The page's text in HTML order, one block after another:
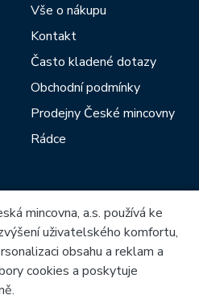
Vše o nákupu
Kontakt
Často kladené dotazy
Obchodní podmínky
Prodejny České mincovny
Rádce
mincovna, a.s. používá ke
uživatelského komfortu,
obsahu a reklam a
cookies a poskytuje